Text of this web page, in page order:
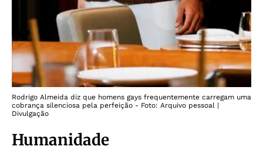
Rodrigo Almeida diz que homens gays frequentemente carregam uma
cobrança silenciosa pela perfeição - Foto: Arquivo pessoal |
Divulgação
Humanidade